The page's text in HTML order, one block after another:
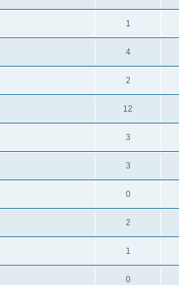
1
4
2
12
3
3
0
2
1
0